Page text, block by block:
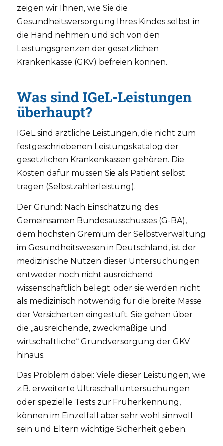
zeigen wir Ihnen, wie Sie die
Gesundheitsversorgung Ihres Kindes selbst in
die Hand nehmen und sich von den
Leistungsgrenzen der gesetzlichen
Krankenkasse (GKV) befreien können.
Was sind IGeL-Leistungen
überhaupt?
IGeL sind ärztliche Leistungen, die nicht zum
festgeschriebenen Leistungskatalog der
gesetzlichen Krankenkassen gehören. Die
Kosten dafür müssen Sie als Patient selbst
tragen (Selbstzahlerleistung).
Der Grund: Nach Einschätzung des
Gemeinsamen Bundesausschusses (G-BA),
dem höchsten Gremium der Selbstverwaltung
im Gesundheitswesen in Deutschland, ist der
medizinische Nutzen dieser Untersuchungen
entweder noch nicht ausreichend
wissenschaftlich belegt, oder sie werden nicht
als medizinisch notwendig für die breite Masse
der Versicherten eingestuft. Sie gehen über
die „ausreichende, zweckmäßige und
wirtschaftliche“ Grundversorgung der GKV
hinaus.
Das Problem dabei: Viele dieser Leistungen, wie
z.B. erweiterte Ultraschalluntersuchungen
oder spezielle Tests zur Früherkennung,
können im Einzelfall aber sehr wohl sinnvoll
sein und Eltern wichtige Sicherheit geben.